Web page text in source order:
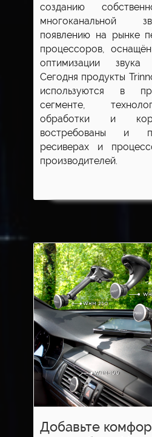
созданию
многоканальной
появлению на рынке
процессоров,
оптимизации
Сегодня продукты
используются в
сегменте,
обработки и
востребованы и
ресиверах и
производителей.
Добавьте